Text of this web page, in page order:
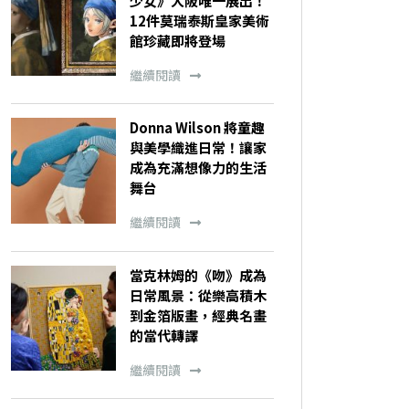
12件莫瑞泰斯皇家美術
館珍藏即將登場
繼續閱讀
Donna Wilson 將童趣
與美學織進日常！讓家
成為充滿想像力的生活
舞台
繼續閱讀
當克林姆的《吻》成為
日常風景：從樂高積木
到金箔版畫，經典名畫
的當代轉譯
繼續閱讀